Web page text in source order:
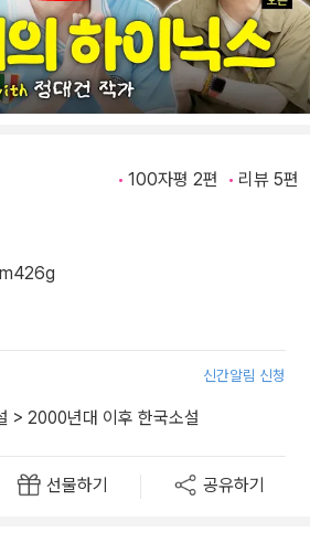
100자평 2편 리뷰 5편
426g
신간알림 신청
> 2000년대 이후 한국소설
선물하기 공유하기